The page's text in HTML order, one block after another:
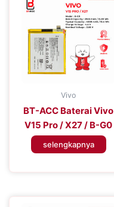
Vivo
BT-ACC Baterai Vivo
V15 Pro / X27 / B-G0
selengkapnya